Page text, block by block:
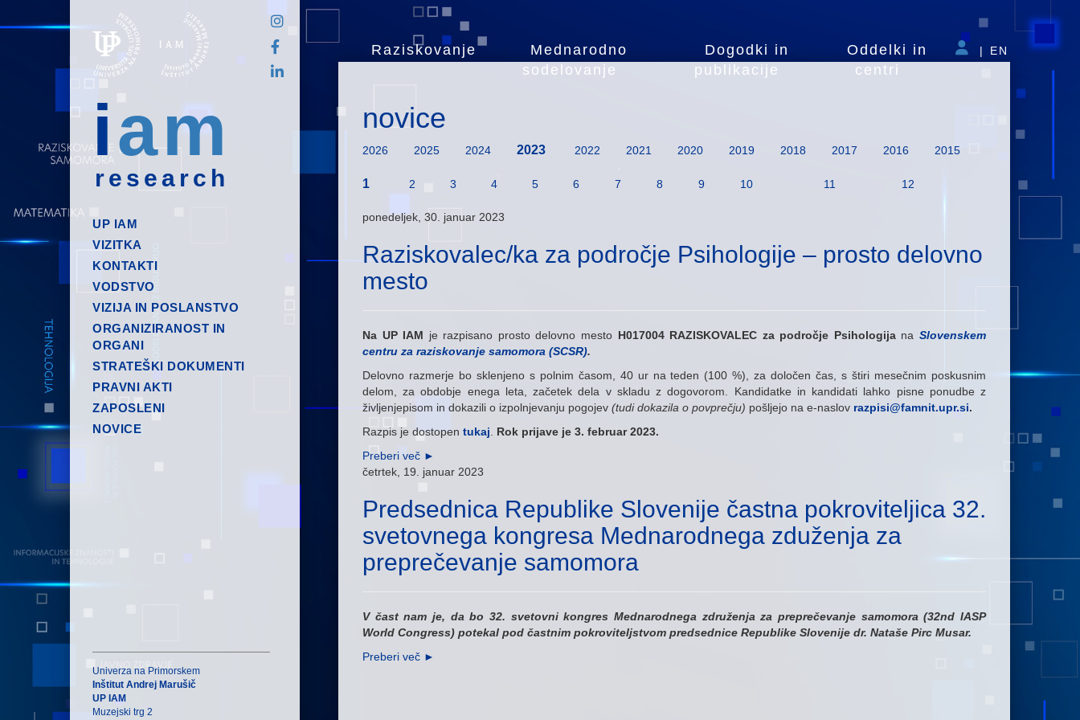
iam
research
Raziskovanje
Mednarodno
sodelovanje
Dogodki in
publikacije
Oddelki in
centri
| EN
UP IAM
VIZITKA
KONTAKTI
VODSTVO
VIZIJA IN POSLANSTVO
ORGANIZIRANOST IN
ORGANI
STRATEŠKI DOKUMENTI
PRAVNI AKTI
ZAPOSLENI
NOVICE
novice
2026 2025 2024 2023 2022 2021 2020 2019 2018 2017 2016 2015
1 2 3 4 5 6 7 8 9 10 11 12
ponedeljek, 30. januar 2023
Raziskovalec/ka za področje Psihologije – prosto delovno
mesto
Na UP IAM je razpisano prosto delovno mesto H017004 RAZISKOVALEC za področje Psihologija naSlovenskem
centru za raziskovanje samomora (SCSR).
Delovno razmerje bo sklenjeno s polnim časom
40 ur na teden (100 %), za določen čas, s štiri mesečnim poskusnim
delom, za obdobje enega leta, začetek dela v skladu z dogovorom. Kandidatke in kandidati lahko pisne ponudbe z
življenjepisom in dokazili o izpolnjevanju pogojev (tudi dokazila o povprečju) pošljejo na e-naslov razpisi@famnit.upr.si.
Razpis je dostopen tukaj
Rok prijave je 3. februar 2023.
Preberi več ►
četrtek, 19. januar 2023
Predsednica Republike Slovenije častna pokroviteljica 32.
svetovnega kongresa Mednarodnega zduženja za
preprečevanje samomora
V čast nam je, da bo 32. svetovni kongres Mednarodnega združenja za preprečevanje samomora (32nd IASP
World Congress) potekal pod častnim pokroviteljstvom predsednice Republike Slovenije dr. Nataše Pirc Musar.
Preberi več ►
Univerza na Primorskem
Inštitut Andrej Marušič
UP IAM
Muzejski trg 2